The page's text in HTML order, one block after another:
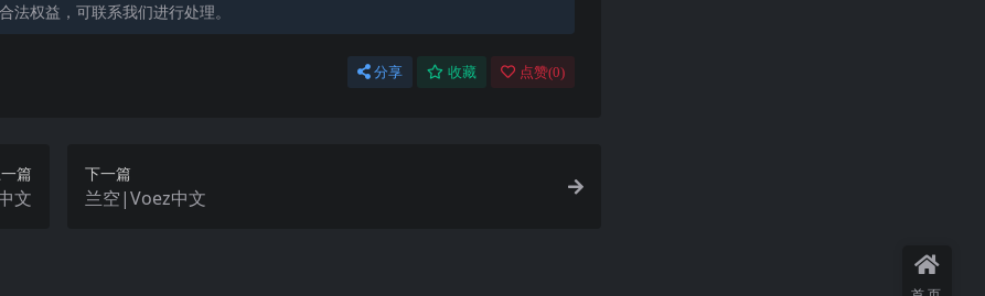
权益，可联系我们进行处理。
分享 收藏 点赞(0)
篇
文
下一篇
兰空|Voez中文